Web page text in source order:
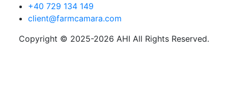
+40 729 134 149
client@farmcamara.com
Copyright © 2025-2026 AHI All Rights Reserved.